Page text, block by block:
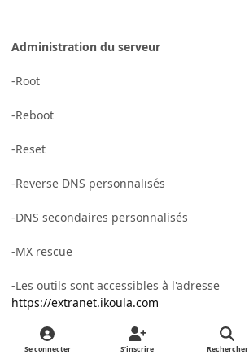
Administration du serveur
-Root
-Reboot
-Reset
-Reverse DNS personnalisés
-DNS secondaires personnalisés
-MX rescue
-Les outils sont accessibles à l'adresse
https://extranet.ikoula.com
Se connecter S’inscrire Rechercher